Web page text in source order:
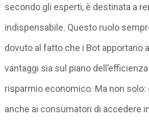
secondo gli esperti, è destinata a
indispensabile. Questo ruolo
dovuto al fatto che i Bot apportano
vantaggi sia sul piano
risparmio economico. Ma non
anche ai consumatori di accedere